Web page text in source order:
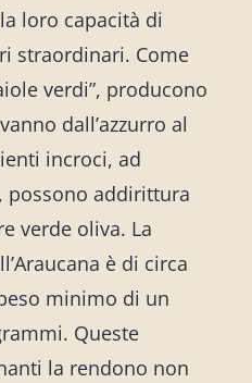
loro capacità di
straordinari. Come
verdi”, producono
dall’azzurro al
incroci, ad
possono addirittura
verde oliva. La
è di circa
minimo di un
Queste
la rendono non